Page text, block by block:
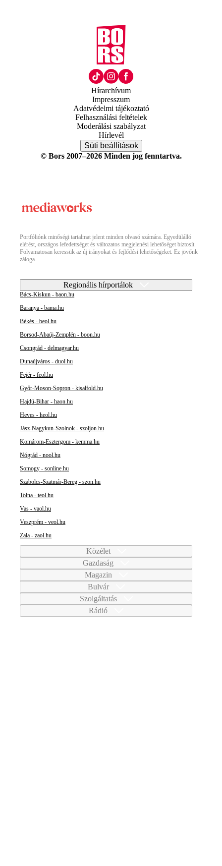
Hírarchívum
Impresszum
Adatvédelmi tájékoztató
Felhasználási feltételek
Moderálási szabályzat
Hírlevél
Süti beállítások
© Bors 2007–2026 Minden jog fenntartva.
Portfóliónk minőségi tartalmat jelent minden olvasó számára. Egyedülálló
elérést, országos lefedettséget és változatos megjelenési lehetőséget biztosít.
Folyamatosan keressük az új irányokat és fejlődési lehetőségeket. Ez jövőnk
záloga.
Regionális hírportálok
Bács-Kiskun - baon.hu
Baranya - bama.hu
Békés - beol.hu
Borsod-Abaúj-Zemplén - boon.hu
Csongrád - delmagyar.hu
Dunaújváros - duol.hu
Fejér - feol.hu
Győr-Moson-Sopron - kisalfold.hu
Hajdú-Bihar - haon.hu
Heves - heol.hu
Jász-Nagykun-Szolnok - szoljon.hu
Komárom-Esztergom - kemma.hu
Nógrád - nool.hu
Somogy - sonline.hu
Szabolcs-Szatmár-Bereg - szon.hu
Tolna - teol.hu
Vas - vaol.hu
Veszprém - veol.hu
Zala - zaol.hu
Közélet
Gazdaság
Magazin
Bulvár
Szolgáltatás
Rádió